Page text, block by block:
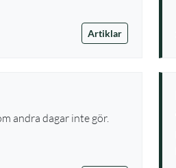
Artiklar
andra dagar inte gör.